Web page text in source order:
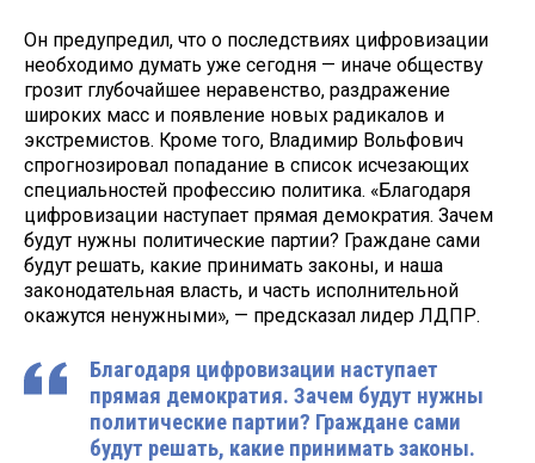
Он предупредил, что о последствиях цифровизации
необходимо думать уже сегодня — иначе обществу
грозит глубочайшее неравенство, раздражение
широких масс и появление новых радикалов и
экстремистов. Кроме того, Владимир Вольфович
спрогнозировал попадание в список исчезающих
специальностей профессию политика. «Благодаря
цифровизации наступает прямая демократия. Зачем
будут нужны политические партии? Граждане сами
будут решать, какие принимать законы, и наша
законодательная власть, и часть исполнительной
окажутся ненужными», — предсказал лидер ЛДПР.
Благодаря цифровизации наступает
прямая демократия. Зачем будут нужны
политические партии? Граждане сами
будут решать, какие принимать законы.